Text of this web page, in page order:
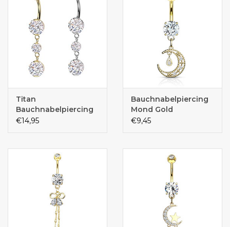
Titan
Bauchnabelpiercing
mit elegantem
& Gold | 1,6 x 10 mm
€14,95
Bauchnabelpiercing
Mond Gold
€9,45